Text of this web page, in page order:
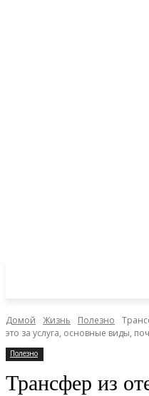
Домой Жизнь Полезно
это за услуга, основные виды,
Полезно
Трансфер из